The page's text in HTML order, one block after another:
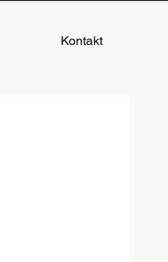
Kontakt